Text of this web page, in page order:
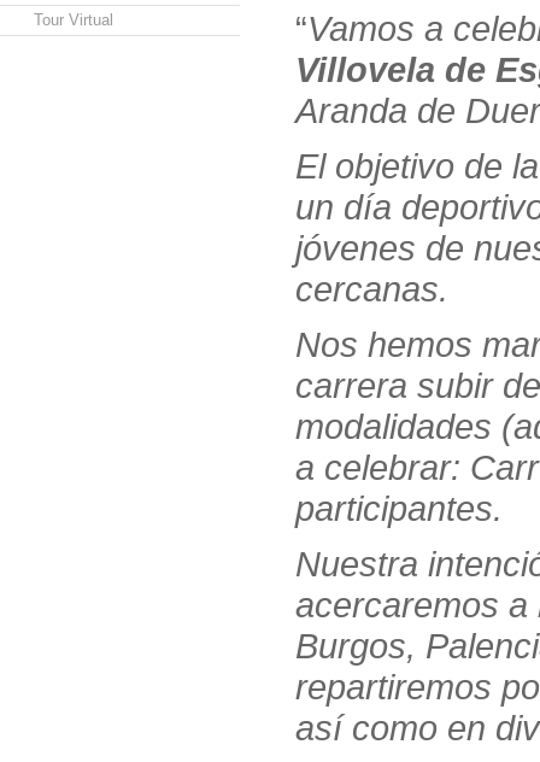
Tour Virtual
“Vamos a
Villovela de
Aranda de
El objetivo de
un día
jóvenes de
cercanas.
Nos hemos
carrera subir
modalidades
a celebrar:
participantes.
Nuestra
acercaremos
Burgos,
repartiremos
así como en